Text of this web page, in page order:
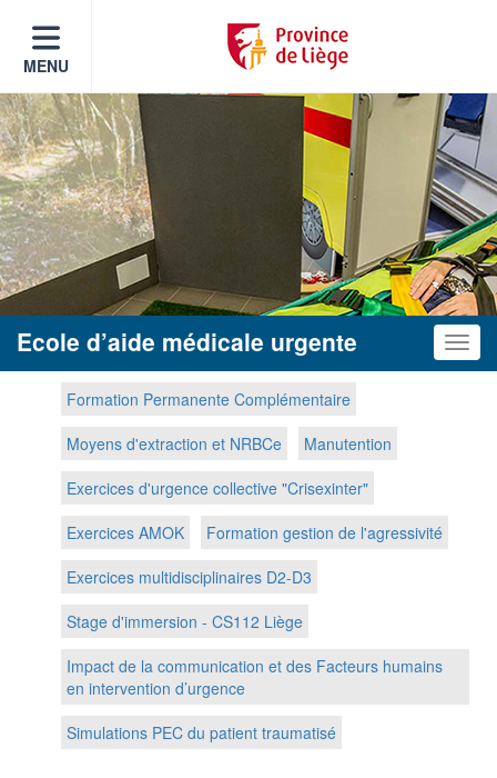
MENU
Ecole d’aide médicale urgente
Formation Permanente Complémentaire
Moyens d'extraction et NRBCe
Manutention
Exercices d'urgence collective "Crisexinter"
Exercices AMOK
Formation gestion de l'agressivité
Exercices multidisciplinaires D2-D3
Stage d'immersion - CS112 Liège
Impact de la communication et des Facteurs humains
en intervention d’urgence
Simulations PEC du patient traumatisé